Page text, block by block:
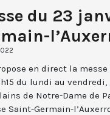
du 23
en direct la
du lundi au
de Notre-Dame de
Saint-Germain-